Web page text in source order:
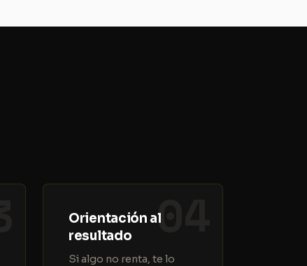
04
Orientación al
resultado
Si algo no renta, te lo